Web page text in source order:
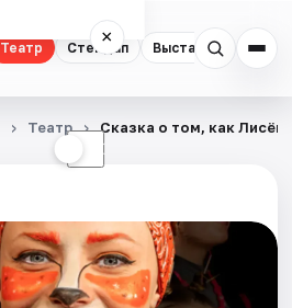
Театр Стендап Выставки
×
☾
Театр Сказка о том, как